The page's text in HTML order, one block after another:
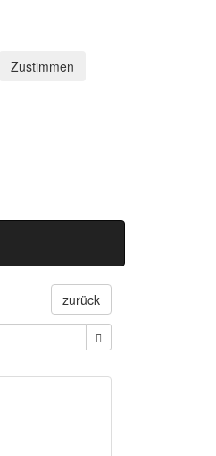
Zustimmen
zurück